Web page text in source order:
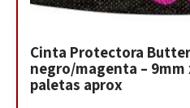
Cinta Protectora
negro/magenta – 9mm
paletas aprox